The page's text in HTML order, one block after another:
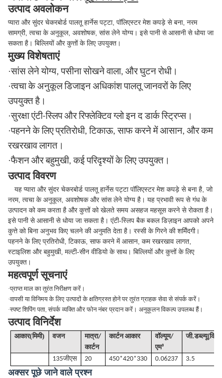
उत्पाद अवलोकन
प्यारा और सुंदर चेकरबोर्ड पालतू हार्नेस पट्टा, पॉलिएस्टर मेश कपड़े से बना, नरम
सामग्री, त्वचा के अनुकूल, अवशोषक, सांस लेने योग्य। इसे पानी से आसानी से धोया जा
सकता है। बिल्लियों और कुत्तों के लिए उपयुक्त।
मुख्य विशेषताएं
·सांस लेने योग्य, पसीना सोखने वाला, और घुटन रोधी।
·त्वचा के अनुकूल डिजाइन अधिकांश पालतू जानवरों के लिए
उपयुक्त है।
·सुरक्षा एंटी-स्लिप और रिफ्लेक्टिव ग्लो इन द डार्क स्ट्रिप्स।
·पहनने के लिए प्रतिरोधी, टिकाऊ, साफ करने में आसान, और कम
रखरखाव लागत।
·फैशन और बहुमुखी, कई परिदृश्यों के लिए उपयुक्त।
उत्पाद विवरण
यह प्यारा और सुंदर चेकरबोर्ड पालतू हार्नेस पट्टा पॉलिएस्टर मेश कपड़े से बना है, जो
नरम, त्वचा के अनुकूल, अवशोषक और सांस लेने योग्य है। यह प्रभावी रूप से गंध के
उत्पादन को कम करता है और कुत्तों को खेलते समय असहज महसूस करने से रोकता है।
इसे पानी से आसानी से धोया जा सकता है। एंटी-स्लिप बैक बकल डिज़ाइन आपको अपने
कुत्ते को बिना अनुभव किए चलने की अनुमति देता है। रस्सी के गिरने की शर्मिंदगी।
पहनने के लिए प्रतिरोधी, टिकाऊ, साफ करने में आसान, कम रखरखाव लागत,
स्टाइलिश और बहुमुखी, मल्टी-सीन वीडियो के साथ। बिल्लियों और कुत्तों के लिए
उपयुक्त।
महत्वपूर्ण सूचनाएं
·प्राप्त माल का तुरंत निरीक्षण करें।
·वापसी या विनिमय के लिए उत्पादों के क्षतिग्रस्त होने पर तुरंत ग्राहक सेवा से संपर्क करें।
·स्पष्ट शिपिंग पता, संपर्क व्यक्ति और फोन नंबर प्रदान करें। अनुकूलन विकल्प उपलब्ध हैं।
उत्पाद विनिर्देश
आकार(मिमी) वजन
मात्रा/
कार्टन
कार्टन आकार वॉल्यूम/
एम³
जी
135जीएस 20 450*420*330 0.06237 3.5
अक्सर पूछे जाने वाले प्रश्न